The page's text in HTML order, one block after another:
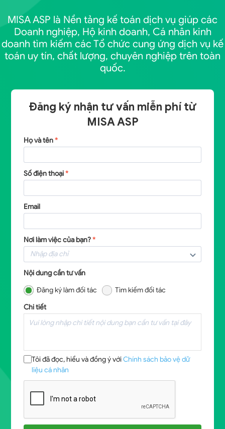
MISA ASP là Nền tảng kế toán dịch vụ giúp các
Doanh nghiệp, Hộ kinh doanh, Cá nhân kinh
doanh tìm kiếm các Tổ chức cung ứng dịch vụ kế
toán uy tín, chất lượng, chuyên nghiệp trên toàn
quốc.
Đăng ký nhận tư vấn miễn phí từ
MISA ASP
Họ và tên*
Số điện thoại*
Email
Nơi làm việc của bạn?*
Nội dung cần tư vấn
Đăng ký làm đối tác
Tìm kiếm đối tác
Chi tiết
Tôi đã đọc, hiểu và đồng ý vớiChính sách bảo vệ dữ
liệu cá nhân